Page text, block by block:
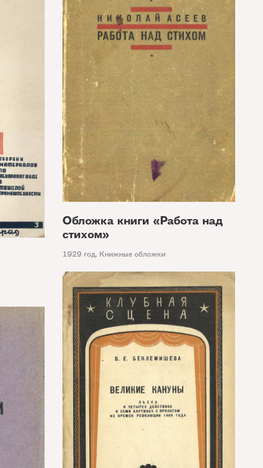
Обложка книги «Работа над
стихом»
1929 год, Книжные обложки